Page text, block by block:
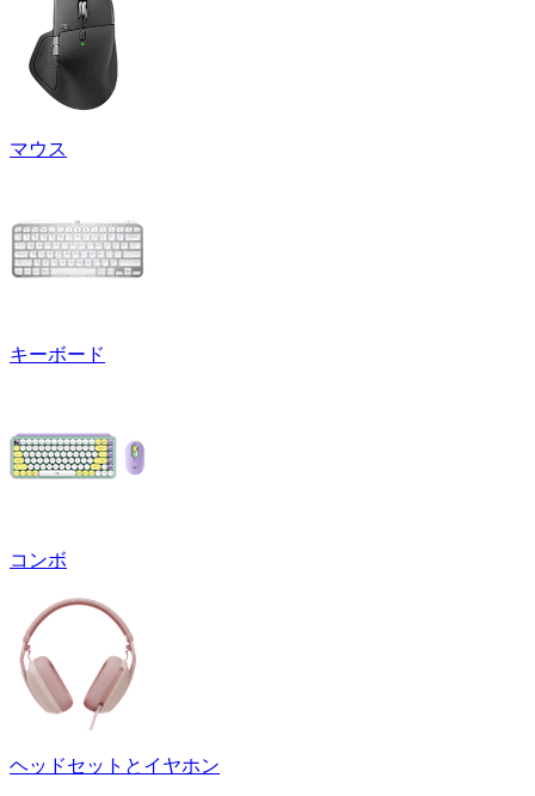
マウス
キーボード
コンボ
ヘッドセットとイヤホン